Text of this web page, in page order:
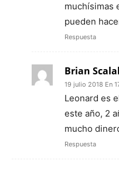
muchísimas
pueden
Respuesta
Brian
19 julio 2018 En
Leonard es
este año, 2
mucho
Respuesta